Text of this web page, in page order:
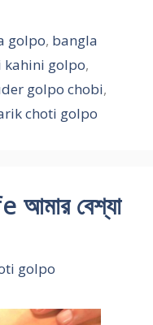
golpo, bangla
kahini golpo,
golpo chobi,
choti golpo
বেশ্যা
golpo